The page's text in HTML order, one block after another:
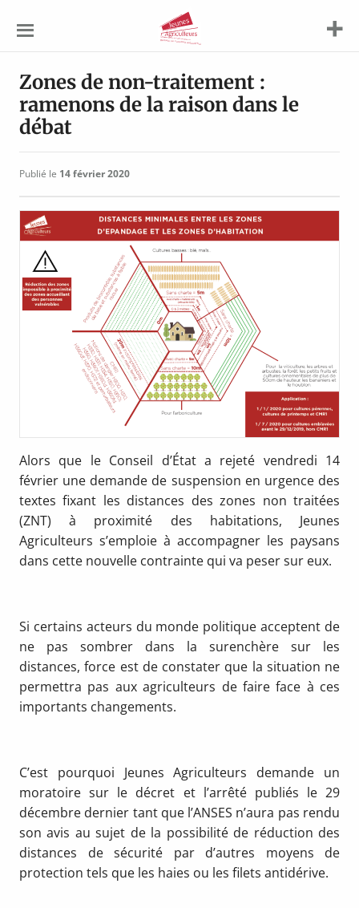
Agriculteurs
Zones de non-traitement :
ramenons de la raison dans le
débat
Publié le 14 février 2020
Alors que le Conseil d’État a rejeté vendredi 14
février une demande de suspension en urgence des
textes fixant les distances des zones non traitées
(ZNT) à proximité des habitations, Jeunes
Agriculteurs s’emploie à accompagner les paysans
dans cette nouvelle contrainte qui va peser sur eux.
Si certains acteurs du monde politique acceptent de
ne pas sombrer dans la surenchère sur les
distances, force est de constater que la situation ne
permettra pas aux agriculteurs de faire face à ces
importants changements.
C’est pourquoi Jeunes Agriculteurs demande un
moratoire sur le décret et l’arrêté publiés le 29
décembre dernier tant que l’ANSES n’aura pas rendu
son avis au sujet de la possibilité de réduction des
distances de sécurité par d’autres moyens de
protection tels que les haies ou les filets antidérive.